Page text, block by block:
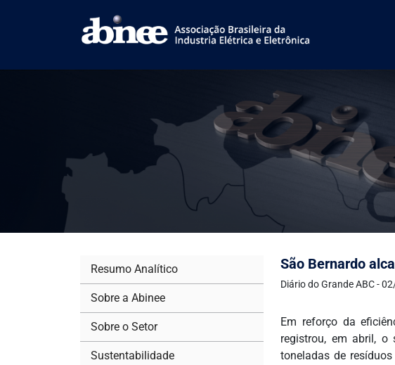
São Bernardo
Diário do Grande ABC -
Em reforço da
registrou, em abril, o
toneladas de
Resumo Analítico
Sobre a Abinee
Sobre o Setor
Sustentabilidade